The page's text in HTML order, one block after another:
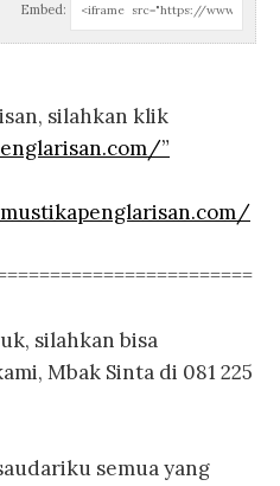
Embed:
silahkan klik
”
silahkan bisa
Mbak Sinta di 081 225
semua yang